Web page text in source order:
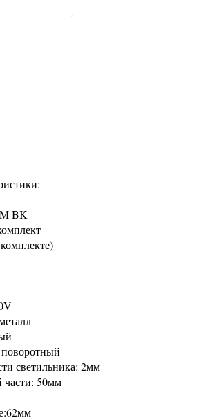
BK
светильника: 2мм
части: 50мм